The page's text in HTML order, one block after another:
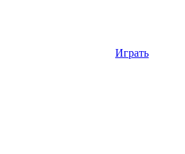
Играть